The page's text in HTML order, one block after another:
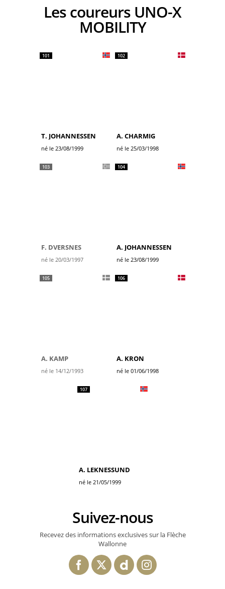
Les coureurs UNO-X
MOBILITY
101
T. JOHANNESSEN
né le 23/08/1999
102
A. CHARMIG
né le 25/03/1998
103
F. DVERSNES
né le 20/03/1997
104
A. JOHANNESSEN
né le 23/08/1999
105
A. KAMP
né le 14/12/1993
106
A. KRON
né le 01/06/1998
107
A. LEKNESSUND
né le 21/05/1999
Suivez-nous
Recevez des informations exclusives sur la Flèche
Wallonne